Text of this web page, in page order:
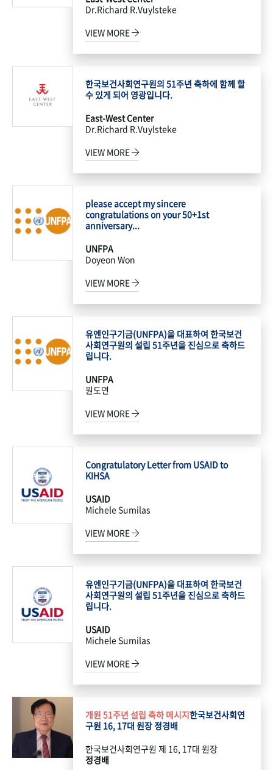
Dr.Richard R.Vuylsteke
VIEW MORE
한국보건사회연구원의 51주년 축하에 함께 할
수 있게 되어 영광입니다.
East-West Center
Dr.Richard R.Vuylsteke
VIEW MORE
please accept my sincere
congratulations on your 50+1st
anniversary...
UNFPA
Doyeon Won
VIEW MORE
유엔인구기금(UNFPA)을 대표하여 한국보건
사회연구원의 설립 51주년을 진심으로 축하드
립니다.
UNFPA
원도연
VIEW MORE
Congratulatory Letter from USAID to
KIHSA
USAID
Michele Sumilas
VIEW MORE
유엔인구기금(UNFPA)을 대표하여 한국보건
사회연구원의 설립 51주년을 진심으로 축하드
립니다.
USAID
Michele Sumilas
VIEW MORE
개원 51주년 설립 축하 메시지한국보건사회연
구원 16, 17대 원장 정경배
한국보건사회연구원 제 16, 17대 원장
정경배